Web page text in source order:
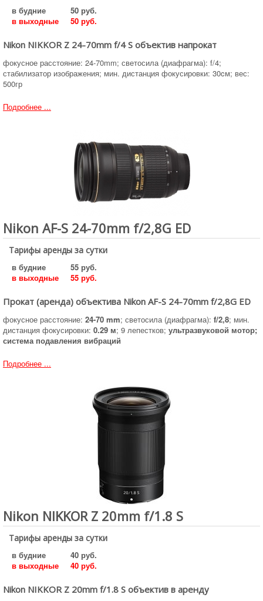
в будние
50 руб.
в выходные
50 руб.
Nikon NIKKOR Z 24-70mm f/4 S объектив напрокат
фокусное расстояние: 24-70mm; светосила (диафрагма): f/4;
стабилизатор изображения; мин. дистанция фокусировки: 30cм; вес:
500гр
Подробнее ...
Nikon AF-S 24-70mm f/2,8G ED
Тарифы аренды за сутки
в будние
55 руб.
в выходные
55 руб.
Прокат (аренда) объектива Nikon AF-S 24-70mm f/2,8G ED
фокусное расстояние: 24-70 mm; светосила (диафрагма): f/2,8; мин.
дистанция фокусировки: 0.29 м; 9 лепестков; ультразвуковой мотор;
система подавления вибраций
Подробнее ...
Nikon NIKKOR Z 20mm f/1.8 S
Тарифы аренды за сутки
в будние
40 руб.
в выходные
40 руб.
Nikon NIKKOR Z 20mm f/1.8 S объектив в аренду